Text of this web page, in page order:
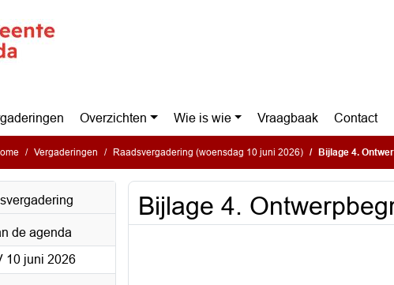
Overzichten Wie is wie Vraagbaak Contact
Vergaderingen Raadsvergadering (woensdag 10 juni 2026) Bijlage 4.
de agenda
10 juni 2026
Bijlage 4.